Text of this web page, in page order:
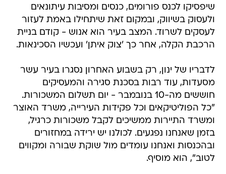
לעסקים לשרוד. המצב בעיר הוא אנוש - קודם בניית
הרכבת הקלה, אחר כך 'צוק איתן' ועכשיו הסכינאות.
לדבריו של ינון, רק בשבוע האחרון נסגרו בעיר עשר
חוששים מה-10 בנובמבר - יום תשלום המשכורות.
"כל הפוליטיקאים וכל פקידות העירייה, משרד האוצר
ומשרד התיירות ממשיכים לקבל משכורות כרגיל,
בזמן שאנחנו נפגעים. לכולנו יש ירידה במחזורים
ובהכנסות ואנחנו עומדים מול שוקת שבורה ומקווים
לטוב", הוא מוסיף.
אז מה יהיה?